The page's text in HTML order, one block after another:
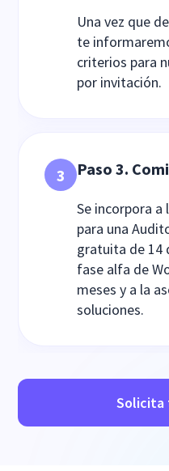
Una vez que
te
criterios para
por invitación.
3 Paso 3.
Se incorpora
para una
gratuita de 14
fase alfa de
meses y a la
soluciones.
Solicita